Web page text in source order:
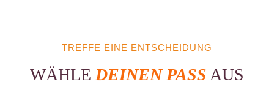
TREFFE EINE ENTSCHEIDUNG
WÄHLE DEINEN PASS AUS